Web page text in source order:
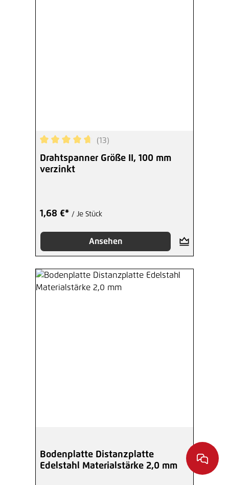
Durchschnittliche Bewertung von 4.77 von 5
(13)
Drahtspanner Größe II, 100 mm
verzinkt
1,68 €* / Je Stück
Ansehen
Bodenplatte Distanzplatte
Edelstahl Materialstärke 2,0 mm